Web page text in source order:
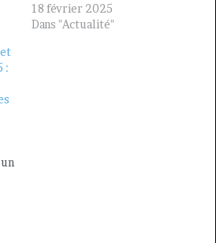
18 février 2025
Dans "Actualité"
: